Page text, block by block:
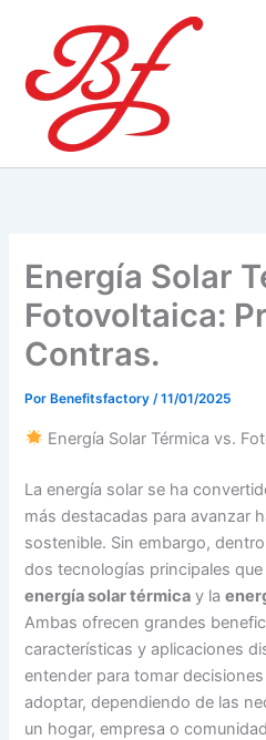
contenido
Energía Solar
Fotovoltaica:
Contras.
Por Benefitsfactory/11/01/2025
Energía Solar Térmica vs.
La energía solar se ha
más destacadas para avanzar
sostenible. Sin embargo,
dos tecnologías principales
energía solar térmica y la
Ambas ofrecen grandes
características y aplicaciones
entender para tomar
adoptar, dependiendo de las
un hogar, empresa o